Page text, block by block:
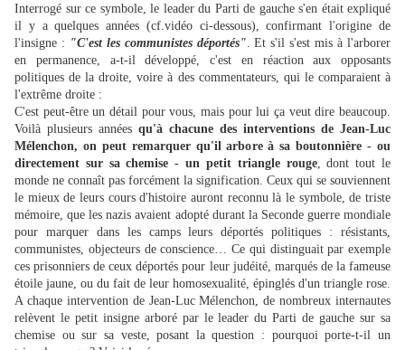
Interrogé sur ce symbole, le leader du Parti de gauche s'en était expliqué
il y a quelques années (cf.vidéo ci-dessous), confirmant l'origine de
l'insigne : "C'est les communistes déportés". Et s'il s'est mis à l'arborer
en permanence, a-t-il développé, c'est en réaction aux opposants
politiques de la droite, voire à des commentateurs, qui le comparaient à
l'extrême droite :
C'est peut-être un détail pour vous, mais pour lui ça veut dire beaucoup.
Voilà plusieurs années qu'à chacune des interventions de Jean-Luc
Mélenchon, on peut remarquer qu'il arbore à sa boutonnière - ou
directement sur sa chemise - un petit triangle rouge, dont tout le
monde ne connaît pas forcément la signification. Ceux qui se souviennent
le mieux de leurs cours d'histoire auront reconnu là le symbole, de triste
mémoire, que les nazis avaient adopté durant la Seconde guerre mondiale
pour marquer dans les camps leurs déportés politiques : résistants,
communistes, objecteurs de conscience… Ce qui distinguait par exemple
ces prisonniers de ceux déportés pour leur judéité, marqués de la fameuse
étoile jaune, ou du fait de leur homosexualité, épinglés d'un triangle rose.
A chaque intervention de Jean-Luc Mélenchon, de nombreux internautes
relèvent le petit insigne arboré par le leader du Parti de gauche sur sa
chemise ou sur sa veste, posant la question : pourquoi porte-t-il un